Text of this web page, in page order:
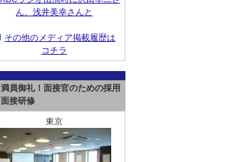
ん、浅井美幸さんと
その他のメディア掲載履歴は
コチラ
満員御礼！面接官のための採用
面接研修
東京